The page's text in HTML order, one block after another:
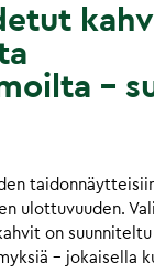
–
ulottuvuuden.
on
– jokaisella